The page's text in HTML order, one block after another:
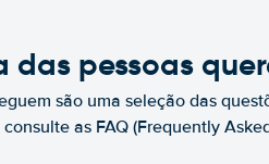
das pessoas
são uma seleção das
as FAQ (Frequently